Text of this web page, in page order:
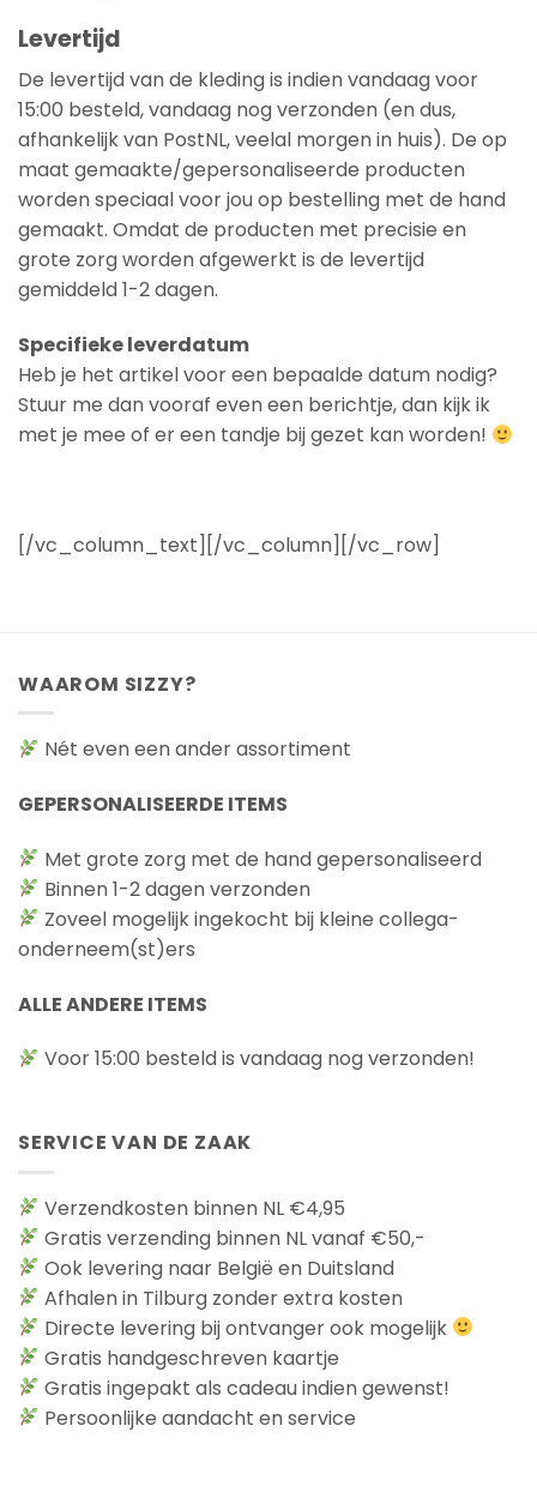
Levertijd
De levertijd van de kleding is indien vandaag voor
15:00 besteld, vandaag nog verzonden (en dus,
afhankelijk van PostNL, veelal morgen in huis). De op
maat gemaakte/gepersonaliseerde producten
worden speciaal voor jou op bestelling met de hand
gemaakt. Omdat de producten met precisie en
grote zorg worden afgewerkt is de levertijd
gemiddeld 1-2 dagen.
Specifieke leverdatum
Heb je het artikel voor een bepaalde datum nodig?
Stuur me dan vooraf even een berichtje, dan kijk ik
met je mee of er een tandje bij gezet kan worden!
[/vc_column_text][/vc_column][/vc_row]
WAAROM SIZZY?
Nét even een ander assortiment
GEPERSONALISEERDE ITEMS
Met grote zorg met de hand gepersonaliseerd
Binnen 1-2 dagen verzonden
Zoveel mogelijk ingekocht bij kleine collega-
onderneem(st)ers
ALLE ANDERE ITEMS
Voor 15:00 besteld is vandaag nog verzonden!
SERVICE VAN DE ZAAK
Verzendkosten binnen NL €4,95
Gratis verzending binnen NL vanaf €50,-
Ook levering naar België en Duitsland
Afhalen in Tilburg zonder extra kosten
Directe levering bij ontvanger ook mogelijk
Gratis handgeschreven kaartje
Gratis ingepakt als cadeau indien gewenst!
Persoonlijke aandacht en service